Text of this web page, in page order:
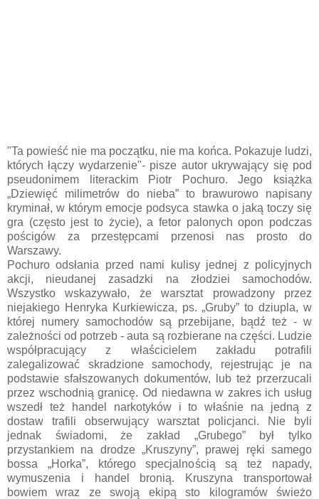
"Ta powieść nie ma początku, nie ma końca. Pokazuje ludzi,
których łączy wydarzenie"- pisze autor ukrywający się pod
pseudonimem literackim Piotr Pochuro. Jego książka
„Dziewięć milimetrów do nieba” to brawurowo napisany
kryminał, w którym emocje podsyca stawka o jaką toczy się
gra (często jest to życie), a fetor palonych opon podczas
pościgów za przestępcami przenosi nas prosto do
Warszawy.
Pochuro odsłania przed nami kulisy jednej z policyjnych
akcji, nieudanej zasadzki na złodziei samochodów.
Wszystko wskazywało, że warsztat prowadzony przez
niejakiego Henryka Kurkiewicza, ps. „Gruby” to dziupla, w
której numery samochodów są przebijane, bądź też - w
zależności od potrzeb - auta są rozbierane na części. Ludzie
współpracujący z właścicielem zakładu potrafili
zalegalizować skradzione samochody, rejestrując je na
podstawie sfałszowanych dokumentów, lub też przerzucali
przez wschodnią granicę. Od niedawna w zakres ich usług
wszedł też handel narkotyków i to właśnie na jedną z
dostaw trafili obserwujący warsztat policjanci. Nie byli
jednak świadomi, że zakład „Grubego” był tylko
przystankiem na drodze „Kruszyny”, prawej ręki samego
bossa „Horka”, którego specjalnością są też napady,
wymuszenia i handel bronią. Kruszyna transportował
bowiem wraz ze swoją ekipą sto kilogramów świeżo